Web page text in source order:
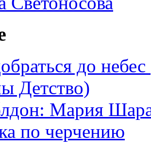
до
Детство)
Мария
по черчению